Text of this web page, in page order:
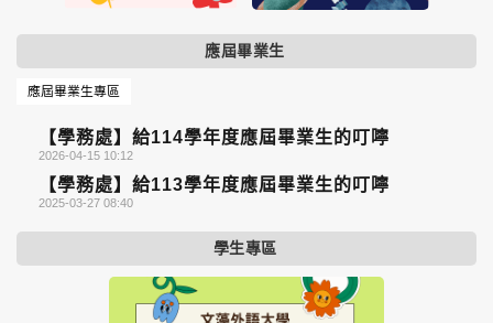
應屆畢業生
應屆畢業生專區
【學務處】給114學年度應屆畢業生的叮嚀
2026-04-15 10:12
【學務處】給113學年度應屆畢業生的叮嚀
2025-03-27 08:40
學生專區